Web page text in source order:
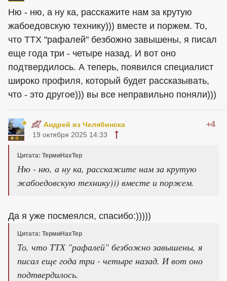
Ню - ню, а ну ка, расскажите нам за крутую
жабоедовскую технику))) вместе и поржем. То,
что ТТХ "рафалей" безбожно завышены, я писал
еще года три - четыре назад. И вот оно
подтвердилось. А теперь, появился специалист
широко профиля, который будет рассказывать,
что - это другое))) вы все неправильно поняли)))
Андрей из Челябинска +4
19 октября 2025 14:33
Цитата: ТермиНахТер
Ню - ню, а ну ка, расскажите нам за крутую
жабоедовскую технику))) вместе и поржем.
Да я уже посмеялся, спасибо:)))))
Цитата: ТермиНахТер
То, что ТТХ "рафалей" безбожно завышены, я
писал еще года три - четыре назад. И вот оно
подтвердилось.